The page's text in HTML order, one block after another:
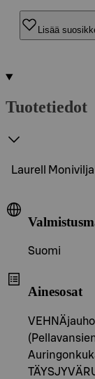
Lisää
Tuotetiedot
Laurell
Suomi
Ainesosat